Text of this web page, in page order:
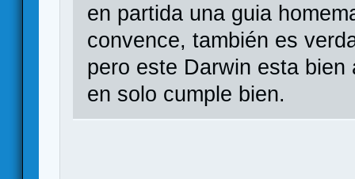
en partida una guia
convence, también es
pero este Darwin esta
en solo cumple bien.